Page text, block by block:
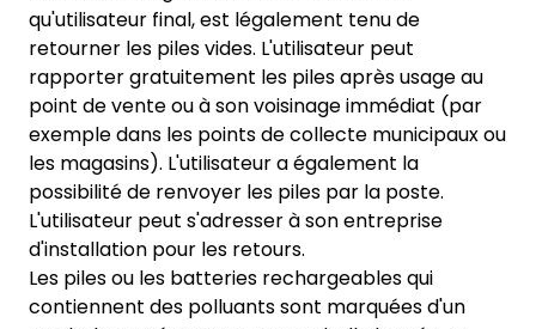
qu'utilisateur final, est légalement tenu de
retourner les piles vides. L'utilisateur peut
rapporter gratuitement les piles après usage au
point de vente ou à son voisinage immédiat (par
exemple dans les points de collecte municipaux ou
les magasins). L'utilisateur a également la
possibilité de renvoyer les piles par la poste.
L'utilisateur peut s'adresser à son entreprise
d'installation pour les retours.
Les piles ou les batteries rechargeables qui
contiennent des polluants sont marquées d'un